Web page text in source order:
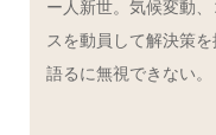
ー人新世。気候変動
スを動員して解決策
語るに無視できない。